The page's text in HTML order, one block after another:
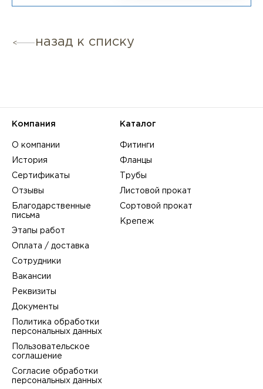
назад к списку
Компания
О компании
История
Сертификаты
Отзывы
Благодарственные
письма
Этапы работ
Оплата / доставка
Сотрудники
Вакансии
Реквизиты
Документы
Политика обработки
персональных данных
Пользовательское
соглашение
Согласие обработки
персональных данных
Каталог
Фитинги
Фланцы
Трубы
Листовой прокат
Сортовой прокат
Крепеж